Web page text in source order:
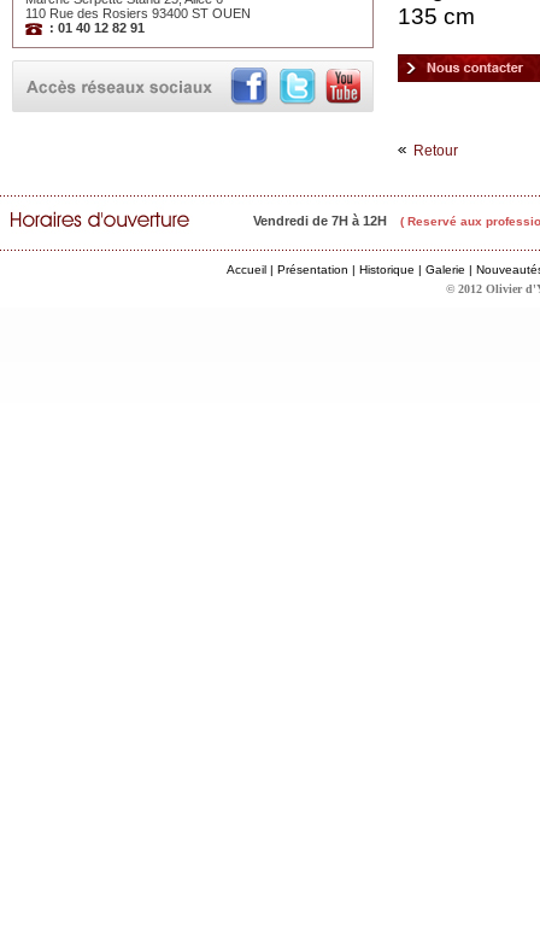
110 Rue des Rosiers 93400 ST OUEN
: 01 40 12 82 91
135 cm
Retour
Vendredi de 7H à 12H ( Reservé aux
Accueil | Présentation | Historique | Galerie |
© 2012 Olivier